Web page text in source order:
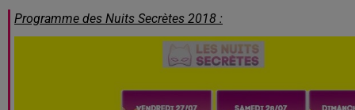
Programme des Nuits Secrètes 2018 :